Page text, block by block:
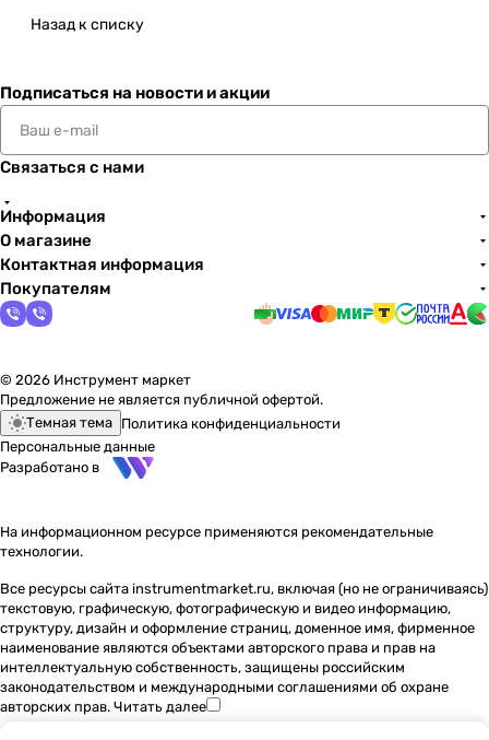
Назад к списку
Подписаться на новости и акции
Связаться с нами
Информация
О магазине
Контактная информация
Покупателям
© 2026 Инструмент маркет
Предложение не является публичной офертой.
Темная тема Политика конфиденциальности
Персональные данные
Разработано в
На информационном ресурсе применяются рекомендательные
технологии.
Все ресурсы сайта instrumentmarket.ru, включая (но не ограничиваясь)
текстовую, графическую, фотографическую и видео информацию,
структуру, дизайн и оформление страниц, доменное имя, фирменное
наименование являются объектами авторского права и прав на
интеллектуальную собственность, защищены российским
законодательством и международными соглашениями об охране
авторских прав. Читать далее